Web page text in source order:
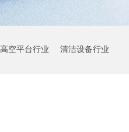
高空平台行业 清洁设备行业